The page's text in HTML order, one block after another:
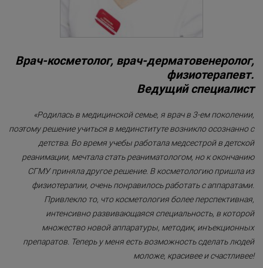
Врач-косметолог, врач-дерматовенеролог,
физиотерапевт.
Ведущий специалист
«Родилась в медицинской семье, я врач в 3-ем поколении,
поэтому решение учиться в мединституте возникло осознанно с
детства. Во время учебы работала медсестрой в детской
реанимации, мечтала стать реаниматологом, но к окончанию
СГМУ приняла другое решение. В косметологию пришла из
физиотерапии, очень понравилось работать с аппаратами.
Привлекло то, что косметология более перспективная,
интенсивно развивающаяся специальность, в которой
множество новой аппаратуры, методик, инъекционных
препаратов. Теперь у меня есть возможность сделать людей
моложе, красивее и счастливее!
Локальным
RF-терапия на
TriPollar (Израиль)
Аппаратная чистка
лица Hydraclean
Франция)
Безинъекционная
тела на аппарате
(Израиль)
«Леди Совершенство»
«Гармония»
«Only for Men»
«Mirific»
«Мануальная терапия»
«Остеопатия»
«Здоровая спина»